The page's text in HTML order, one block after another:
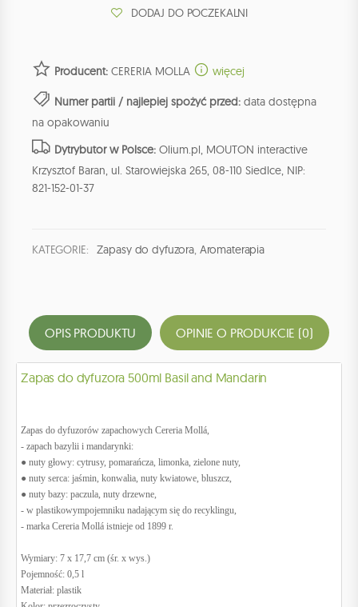
DODAJ DO POCZEKALNI
Producent: CERERIA MOLLA więcej
Numer partii / najlepiej spożyć przed: data dostępna
na opakowaniu
Dytrybutor w Polsce: Olium.pl, MOUTON interactive
Krzysztof Baran, ul. Starowiejska 265, 08-110 Siedlce, NIP:
821-152-01-37
KATEGORIE: Zapasy do dyfuzora, Aromaterapia
OPIS PRODUKTU OPINIE O PRODUKCIE (0)
Zapas do dyfuzora 500ml Basil and Mandarin
Zapas do dyfuzorów zapachowych Cereria Mollá,
- zapach bazylii i mandarynki:
● nuty głowy: cytrusy, pomarańcza, limonka, zielone nuty,
● nuty serca: jaśmin, konwalia, nuty kwiatowe, bluszcz,
● nuty bazy: paczula, nuty drzewne,
- w plastikowympojemniku nadającym się do recyklingu,
- marka Cereria Mollá istnieje od 1899 r.
Wymiary: 7 x 17,7 cm (śr. x wys.)
Pojemność: 0,5 l
Materiał: plastik